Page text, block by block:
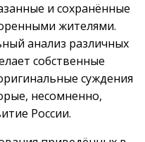
и сохранённые
жителями.
анализ различных
собственные
суждения
несомненно,
России.